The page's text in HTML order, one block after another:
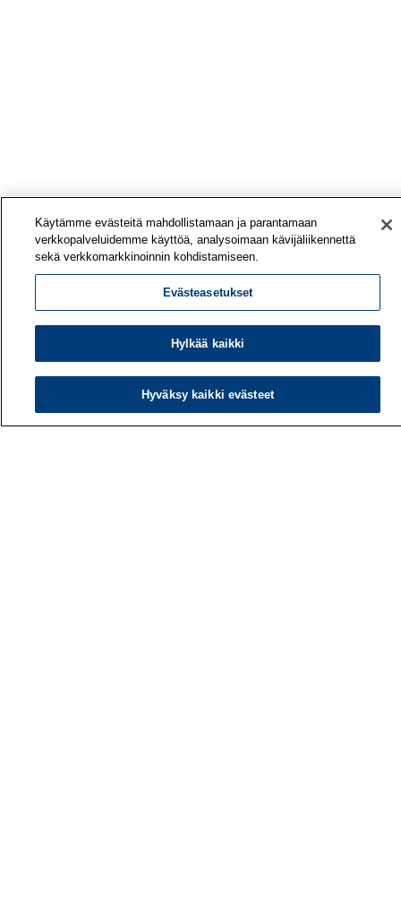
Käytämme evästeitä mahdollistamaan ja parantamaan
verkkopalveluidemme käyttöä, analysoimaan kävijäliikennettä
sekä verkkomarkkinoinnin kohdistamiseen.
Evästeasetukset
Hylkää kaikki
Hyväksy kaikki evästeet